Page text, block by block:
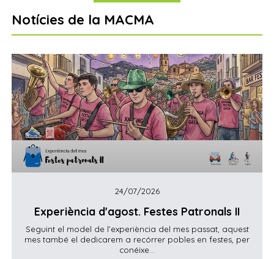
Notícies de la MACMA
24/07/2026
Experiència d'agost. Festes Patronals II
Seguint el model de l’experiència del mes passat, aquest
mes també el dedicarem a recórrer pobles en festes, per
conéixe...